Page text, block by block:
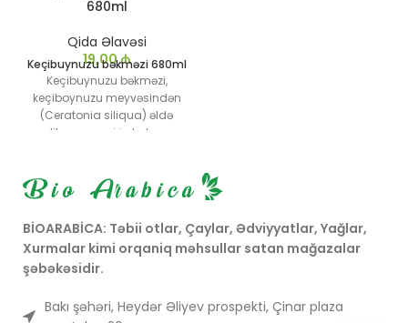
680ml
Qida Əlavəsi
19,00₼
Keçibuynuzu bəkməzi 680ml
Keçibuynuzu bəkməzi,
keçiboynuzu meyvəsindən
(Ceratonia siliqua) əldə
edilən sıx və şirin bəkməz
olan keçibuynuzu bəkməzi,
ənənəvi dadlandırıcıdır və
dərman məhsulları
arasındadır.
BİOARABİCA: Təbii otlar, Çaylar, Ədviyyatlar, Yağlar,
Xurmalar kimi orqaniq məhsullar satan mağazalar
şəbəkəsidir.
Bakı şəhəri, Heydər Əliyev prospekti, Çinar plaza